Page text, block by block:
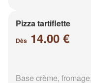
Pizza tartiflette
Dès 14.00 €
Base crème,